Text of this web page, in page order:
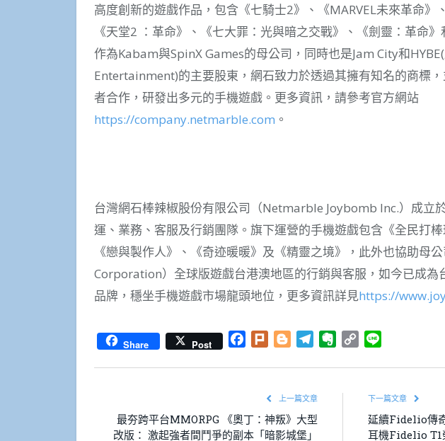
高度創新的遊戲作品，包含《七騎士2》、《MARVEL未來革命》
《天堂2 ：革命》、《七大罪：光與暗之交戰》、《劍靈：革命》
作為Kabam與SpinX Games的母公司，同時也是Jam City和
Entertainment)的主要股東，網石致力於透過其擁有知名的商標
者合作，研發出多元的手機遊戲。更多資訊，請參考官方網站
https://company.netmarble.com 。
台灣網石棒辣椒股份有限公司（Netmarble Joybomb Inc.）成立
運、業務、客服及行銷團隊。旗下運營的手機遊戲包含《全民打
《戀與製作人》、《奇迹暖暖》及《精靈之境》，此外也協助母
Corporation）全球版遊戲台港澳地區的行銷與客服，如今已成為
品牌，穩坐手機遊戲市場龍頭地位，更多資訊詳見https://
Share Post Facebook
Plurk BloggerTelegramEvernote
Copy
上一篇文章
最夯跨平台MMORPG 《奧丁：神叛》大型
改版： 激起強者間鬥爭的副本「暗影城堡」
下一篇文章
延續Fidelio傳
耳機Fidelio T1